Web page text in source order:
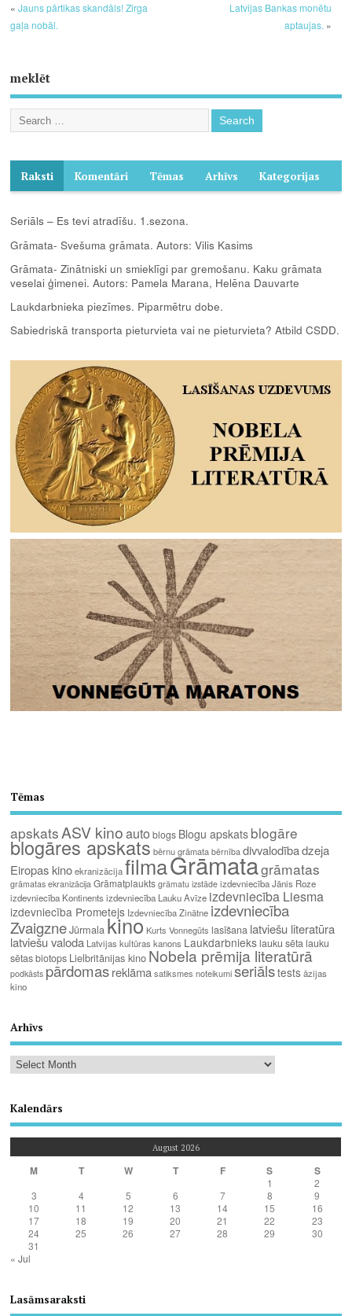
«Jauns pārtikas skandāls! Zirga
gaļa nobāl.
Latvijas Bankas monētu
aptaujas. »
meklēt
Raksti Komentāri Tēmas Arhīvs Kategorijas
Seriāls – Es tevi atradīšu. 1.sezona.
Grāmata- Svešuma grāmata. Autors: Vilis Kasims
Grāmata- Zinātniski un smieklīgi par gremošanu. Kaku grāmata
veselai ģimenei. Autors: Pamela Marana, Helēna Dauvarte
Laukdarbnieka piezīmes. Piparmētru dobe.
Sabiedriskā transporta pieturvieta vai ne pieturvieta? Atbild CSDD.
Tēmas
apskats ASV kinoauto blogs Blogu apskats blogāre
blogāres apskats bērnu grāmata bērnība divvalodībadzeja
Eiropas kino ekranizācija filmaGrāmatagrāmatas
grāmatas ekranizācija Grāmatplaukts grāmatu izstāde izdevniecība Jānis Roze
izdevniecība Kontinents izdevniecība Lauku Avīze izdevniecība Liesma
izdevniecība Prometejs Izdevniecība Zinātne izdevniecība
ZvaigzneJūrmala kino Kurts Vonnegūts lasīšana latviešu literatūra
latviešu valoda Latvijas kultūras kanons Laukdarbniekslauku sēta lauku
sētas biotops Lielbritānijas kino Nobela prēmija literatūrā
podkāsts pārdomasreklāma satiksmes noteikumi seriālstests āzijas
kino
Arhīvs
Kalendārs
August 2026
M T W T F S S
1
2
3
4 5 6 7 8
9
10
11 12 13 14 15
16
17
18 19 20 21 22
23
24
25 26 27 28 29
30
31
« Jul
Lasāmsaraksti